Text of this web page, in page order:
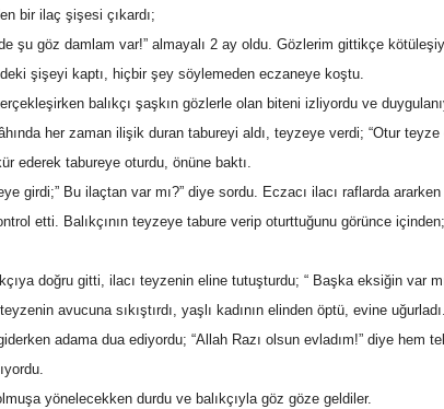
bir ilaç şişesi çıkardı;
şu göz damlam var!” almayalı 2 ay oldu. Gözlerim gittikçe
şişeyi kaptı, hiçbir şey söylemeden eczaneye koştu.
balıkçı şaşkın gözlerle olan biteni izliyordu ve
her zaman ilişik duran tabureyi aldı, teyzeye verdi; “Otur
ederek tabureye oturdu, önüne baktı.
girdi;” Bu ilaçtan var mı?” diye sordu. Eczacı ilacı raflarda
etti. Balıkçının teyzeye tabure verip oturttuğunu görünce
doğru gitti, ilacı teyzenin eline tutuşturdu; “ Başka eksiğin var
avucuna sıkıştırdı, yaşlı kadının elinden öptü, evine uğurladı.
adama dua ediyordu; “Allah Razı olsun evladım!” diye hem
yönelecekken durdu ve balıkçıyla göz göze geldiler.